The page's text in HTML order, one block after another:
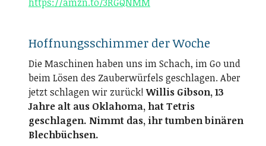
Hoffnungsschimmer der Woche
Die Maschinen haben uns im Schach, im Go und
beim Lösen des Zauberwürfels geschlagen. Aber
jetzt schlagen wir zurück!Willis Gibson, 13
Jahre alt aus Oklahoma, hat Tetris
geschlagen. Nimmt das, ihr tumben binären
Blechbüchsen.